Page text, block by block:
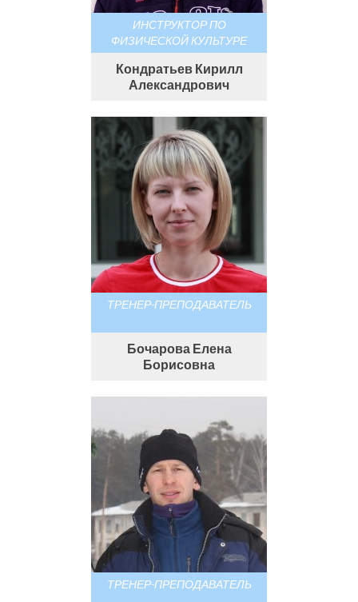
ИНСТРУКТОР ПО
ФИЗИЧЕСКОЙ КУЛЬТУРЕ
Кондратьев Кирилл
Александрович
ТРЕНЕР-ПРЕПОДАВАТЕЛЬ
Бочарова Елена
Борисовна
ТРЕНЕР-ПРЕПОДАВАТЕЛЬ